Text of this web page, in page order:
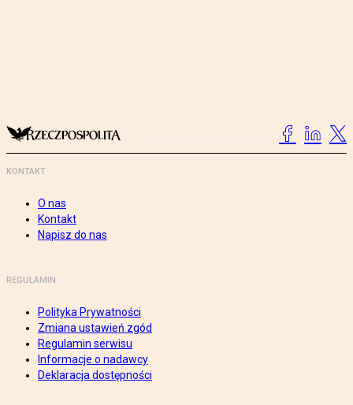
KONTAKT
O nas
Kontakt
Napisz do nas
REGULAMIN
Polityka Prywatności
Zmiana ustawień zgód
Regulamin serwisu
Informacje o nadawcy
Deklaracja dostępności